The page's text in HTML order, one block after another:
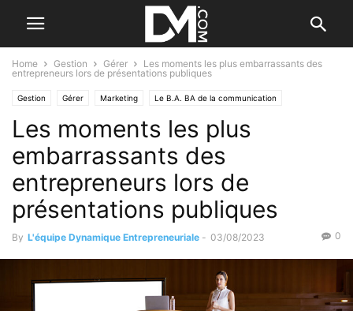
Home Gestion Gérer
Les moments les plus embarrassants des
entrepreneurs lors de présentations publiques
Gestion Gérer Marketing Le B.A. BA de la communication
Les moments les plus
embarrassants des
entrepreneurs lors de
présentations publiques
By L'équipe Dynamique Entrepreneuriale - 03/08/2023 0